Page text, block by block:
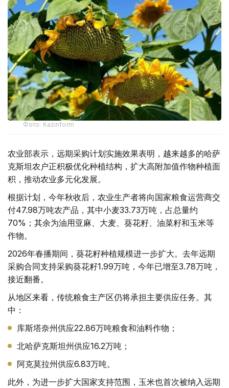
Фото: Kazinform
农业部表示，远期采购计划实施效果表明，越来越多的哈萨
克斯坦农户正积极优化种植结构，扩大高附加值作物种植面
积，推动农业多元化发展。
根据计划，今年秋收后，农业生产者将向国家粮食运营商交
付47.98万吨农产品，其中小麦33.73万吨，占总量约
70%；其余为油用亚麻、大麦、葵花籽、油菜籽和玉米等
作物。
2026年春播期间，葵花籽种植规模进一步扩大。去年远期
采购合同支持采购葵花籽1.99万吨，今年已增至3.78万吨，
接近翻番。
从地区来看，传统粮食主产区仍将承担主要供应任务。其
中：
库斯塔奈州供应22.86万吨粮食和油料作物；
北哈萨克斯坦州供应16.2万吨；
阿克莫拉州供应6.83万吨。
此外，为进一步扩大国家支持范围，玉米也首次被纳入远期